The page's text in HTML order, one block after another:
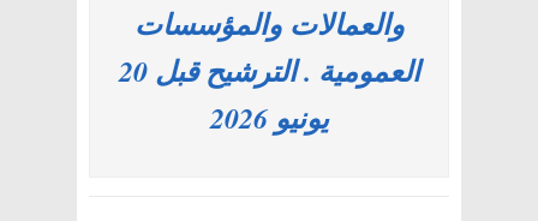
والعمالات والمؤسسات
العمومية . الترشيح قبل 20
يونيو 2026